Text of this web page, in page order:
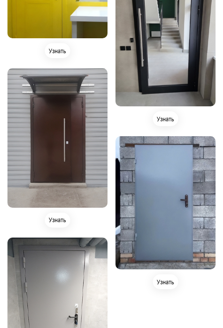
Узнать
Узнать
Узнать
Узнать